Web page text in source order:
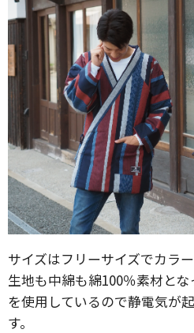
サイズはフリーサイズでカラ
生地も中綿も綿100％素材と
を使用しているので静電気が
す。